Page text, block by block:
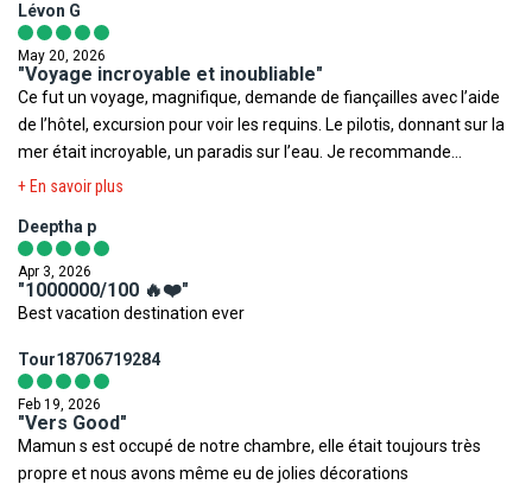
Lévon G
May 20, 2026
"Voyage incroyable et inoubliable"
Ce fut un voyage, magnifique, demande de fiançailles avec l’aide
de l’hôtel, excursion pour voir les requins. Le pilotis, donnant sur la
mer était incroyable, un paradis sur l’eau. Je recommande
vivement cet hôtel, car tout le personnel est très gentil, à l’écoute
chambre. Rien à dire. Parfait et merci. Merci à MAMA pour sa
gentillesse et ses bons repas. Merci à CENTARA RAS FUSHI
RESORT &SPA MALDIVES pour leur accueil.
+ En savoir plus
Deeptha p
Apr 3, 2026
"1000000/100 🔥❤️"
Best vacation destination ever
Tour18706719284
Feb 19, 2026
"Vers Good"
Mamun s est occupé de notre chambre, elle était toujours très
propre et nous avons même eu de jolies décorations